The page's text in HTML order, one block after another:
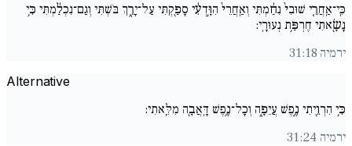
כִּֽי־אַֽחֲרֵ֚י שׁוּבִי֙ נִחַ֔מְתִּי וְאַֽחֲרֵי֙ הִוָּ֣דְעִ֔י סָפַ֖קְתִּי עַל־יָרֵ֑ךְ בֹּשְׁתִּי וְגַם־נִכְלַ֔מְתִּי כִּ֥י
נָשָׂ֖אתִי חֶרְפַּ֥ת נְעוּרָֽי:
ירמיה 31:18
Alternative
כִּ֥י הִרְוֵ֖יתִי נֶ֣פֶשׁ עֲיֵפָ֑ה וְכָל־נֶ֥פֶשׁ דָּֽאֲבָ֖ה מִלֵּֽאתִי:
ירמיה 31:24